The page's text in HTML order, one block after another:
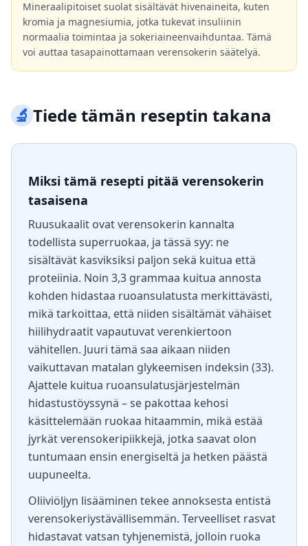
Mineraalipitoiset suolat sisältävät hivenaineita, kuten
kromia ja magnesiumia, jotka tukevat insuliinin
normaalia toimintaa ja sokeriaineenvaihduntaa. Tämä
voi auttaa tasapainottamaan verensokerin säätelyä.
🔬Tiede tämän reseptin takana
Miksi tämä resepti pitää verensokerin
tasaisena
Ruusukaalit ovat verensokerin kannalta
todellista superruokaa, ja tässä syy: ne
sisältävät kasviksiksi paljon sekä kuitua että
proteiinia. Noin 3,3 grammaa kuitua annosta
kohden hidastaa ruoansulatusta merkittävästi,
mikä tarkoittaa, että niiden sisältämät vähäiset
hiilihydraatit vapautuvat verenkiertoon
vähitellen. Juuri tämä saa aikaan niiden
vaikuttavan matalan glykeemisen indeksin (33).
Ajattele kuitua ruoansulatusjärjestelmän
hidastustöyssynä – se pakottaa kehosi
käsittelemään ruokaa hitaammin, mikä estää
jyrkät verensokeripiikkejä, jotka saavat olon
tuntumaan ensin energiseltä ja hetken päästä
uupuneelta.
Oliiviöljyn lisääminen tekee annoksesta entistä
verensokeriystävällisemmän. Terveelliset rasvat
hidastavat vatsan tyhjenemistä, jolloin ruoka